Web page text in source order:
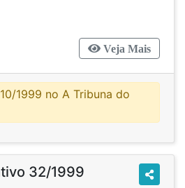
Veja Mais
1999 no A Tribuna do
32/1999